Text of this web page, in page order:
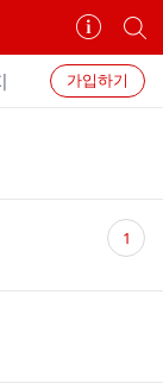
카
페
정
보
개
별
카
페
가입하기
댓
글 1